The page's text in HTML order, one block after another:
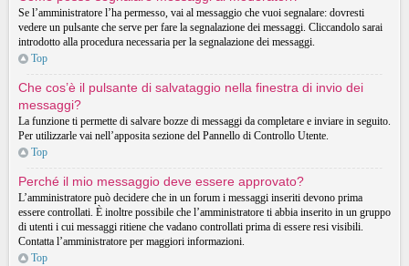
Se l’amministratore l’ha permesso, vai al messaggio che vuoi segnalare: dovresti
vedere un pulsante che serve per fare la segnalazione dei messaggi. Cliccandolo sarai
introdotto alla procedura necessaria per la segnalazione dei messaggi.
Top
Che cos’è il pulsante di salvataggio nella finestra di invio dei
messaggi?
La funzione ti permette di salvare bozze di messaggi da completare e inviare in seguito.
Per utilizzarle vai nell’apposita sezione del Pannello di Controllo Utente.
Top
Perché il mio messaggio deve essere approvato?
L’amministratore può decidere che in un forum i messaggi inseriti devono prima
essere controllati. È inoltre possibile che l’amministratore ti abbia inserito in un gruppo
di utenti i cui messaggi ritiene che vadano controllati prima di essere resi visibili.
Contatta l’amministratore per maggiori informazioni.
Top